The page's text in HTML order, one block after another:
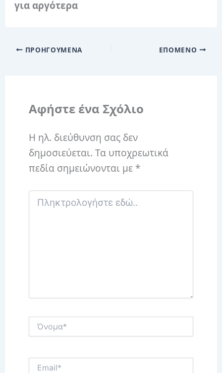
για αργότερα
ΠΡΟΗΓΟΎΜΕΝΑ ΕΠΌΜΕΝΟ
Αφήστε ένα Σχόλιο
Η ηλ. διεύθυνση σας δεν
δημοσιεύεται. Τα υποχρεωτικά
πεδία σημειώνονται με *
Πληκτρολογήστε
εδώ..
Όνομα*